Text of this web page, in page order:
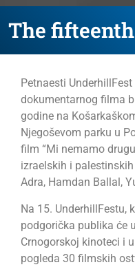
The
Petnaesti
dokumentarnog filma
godine na
Njegoševom parku u
film “Mi nemamo
izraelskih i
Adra, Hamdan Ballal,
Na 15. UnderhillFestu,
podgorička publika će
Crnogorskoj kinoteci i
pogleda 30 filmskih